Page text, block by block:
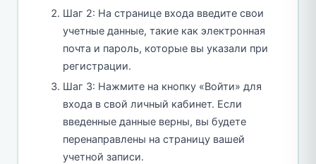
Шаг 2: На странице входа введите свои
учетные данные, такие как электронная
почта и пароль, которые вы указали при
регистрации.
Шаг 3: Нажмите на кнопку «Войти» для
входа в свой личный кабинет. Если
введенные данные верны, вы будете
перенаправлены на страницу вашей
учетной записи.